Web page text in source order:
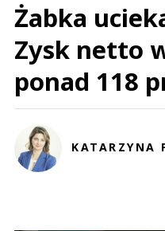
Żabka
Zysk netto
ponad 118
KATARZYNA